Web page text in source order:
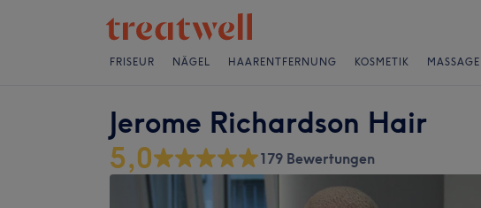
FRISEUR NÄGEL HAARENTFERNUNG KOSMETIK MASSAGE
Jerome Richardson Hair
5,0 179 Bewertungen